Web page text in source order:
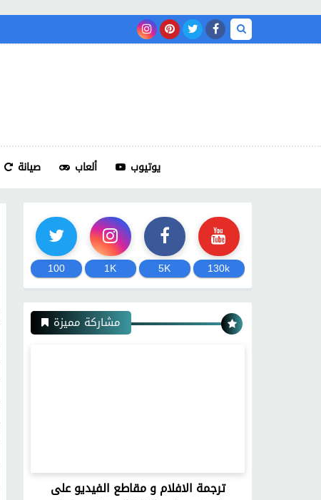
صيانة ألعاب يوتيوب
100 1K 5K 130k
مشاركة مميزة
ترجمة الافلام و مقاطع الفيديو على